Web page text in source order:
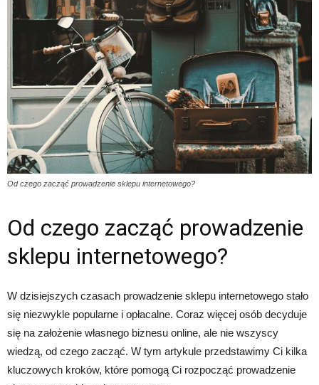
Od czego zacząć prowadzenie sklepu internetowego?
Od czego zacząć prowadzenie
sklepu internetowego?
W dzisiejszych czasach prowadzenie sklepu internetowego stało
się niezwykle popularne i opłacalne. Coraz więcej osób decyduje
się na założenie własnego biznesu online, ale nie wszyscy
wiedzą, od czego zacząć. W tym artykule przedstawimy Ci kilka
kluczowych kroków, które pomogą Ci rozpocząć prowadzenie